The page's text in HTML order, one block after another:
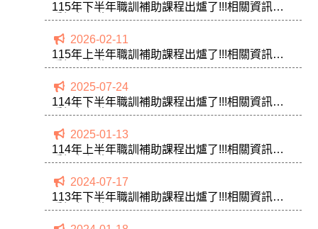
115年下半年職訓補助課程出爐了!!!相關資訊請
看課程招生
2026-02-11
115年上半年職訓補助課程出爐了!!!相關資訊請
看課程招生
2025-07-24
114年下半年職訓補助課程出爐了!!!相關資訊請
看課程招生
2025-01-13
114年上半年職訓補助課程出爐了!!!相關資訊請
看課程招生
2024-07-17
113年下半年職訓補助課程出爐了!!!相關資訊請
看課程招生